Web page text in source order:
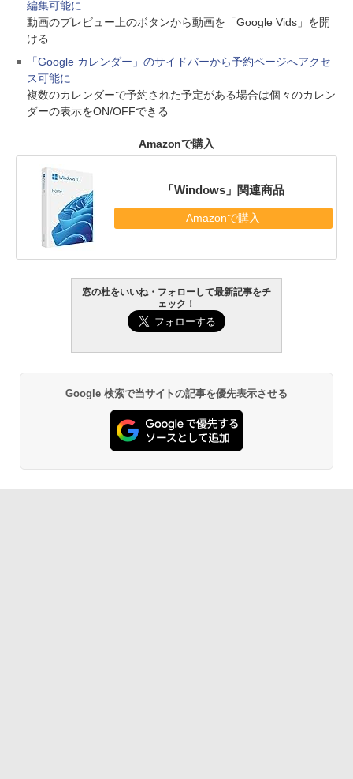
編集可能に
動画のプレビュー上のボタンから動画を「Google Vids」を開
ける
「Google カレンダー」のサイドバーから予約ページへアクセ
ス可能に
複数のカレンダーで予約された予定がある場合は個々のカレン
ダーの表示をON/OFFできる
Amazonで購入
「Windows」関連商品
Amazonで購入
窓の杜をいいね・フォローして最新記事をチ
ェック！
Google 検索で当サイトの記事を優先表示させる